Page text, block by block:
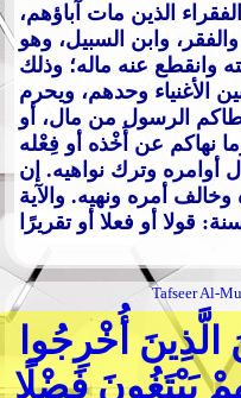
الذين مات آباؤهم،
وابن السبيل، وهو
وانقطع عنه ماله؛ وذلك
الأغنياء وحدهم، ويحرم
الرسول من مال، أو
نهاكم عن أَخْذه أو فِعْله
أوامره وترك نواهيه. إن
أمره ونهيه. والآية
Tafseer Al-
الَّذِينَ أُخْرِجُوا
يَبْتَغُونَ فَضْلًا